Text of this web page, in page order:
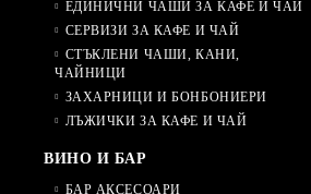
ЕДИНИЧНИ ЧАШИ ЗА КАФЕ И ЧАЙ
СЕРВИЗИ ЗА КАФЕ И ЧАЙ
СТЪКЛЕНИ ЧАШИ, КАНИ,
ЧАЙНИЦИ
ЗАХАРНИЦИ И БОНБОНИЕРИ
ЛЪЖИЧКИ ЗА КАФЕ И ЧАЙ
ВИНО И БАР
БАР АКСЕСОАРИ